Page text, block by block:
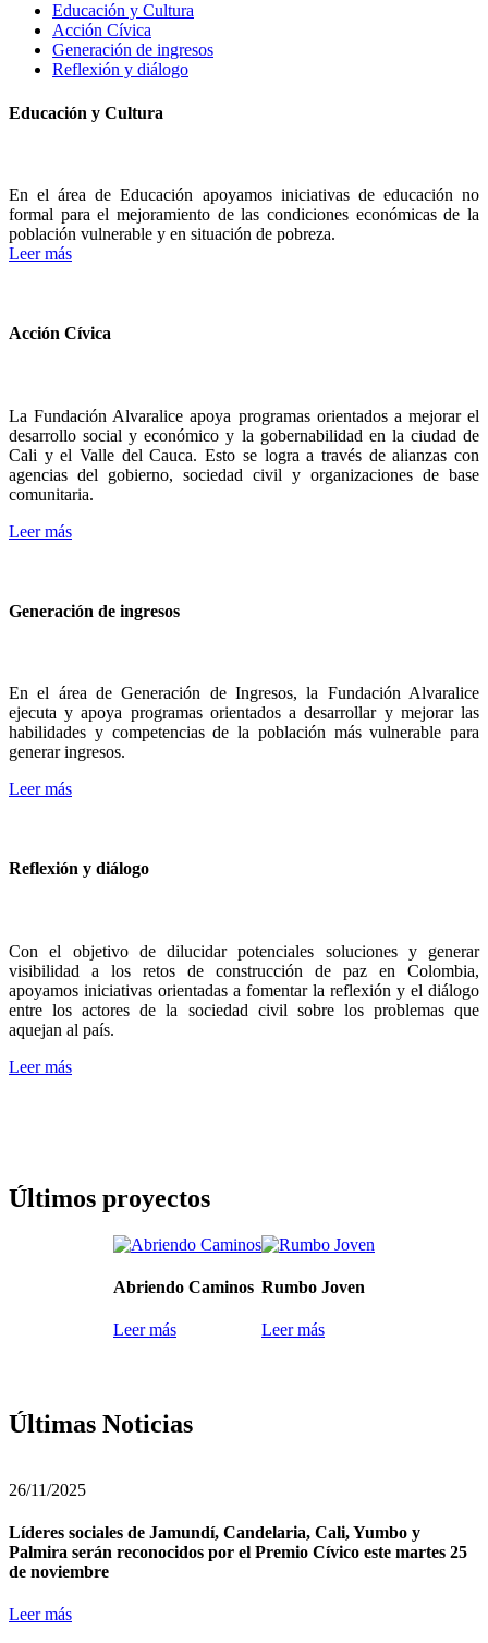
Educación y Cultura
Acción Cívica
Generación de ingresos
Reflexión y diálogo
Educación y Cultura
En el área de Educación apoyamos iniciativas de educación no
formal para el mejoramiento de las condiciones económicas de la
población vulnerable y en situación de pobreza.
Leer más
Acción Cívica
La Fundación Alvaralice apoya programas orientados a mejorar el
desarrollo social y económico y la gobernabilidad en la ciudad de
Cali y el Valle del Cauca. Esto se logra a través de alianzas con
agencias del gobierno, sociedad civil y organizaciones de base
comunitaria.
Leer más
Generación de ingresos
En el área de Generación de Ingresos, la Fundación Alvaralice
ejecuta y apoya programas orientados a desarrollar y mejorar las
habilidades y competencias de la población más vulnerable para
generar ingresos.
Leer más
Reflexión y diálogo
Con el objetivo de dilucidar potenciales soluciones y generar
visibilidad a los retos de construcción de paz en Colombia,
apoyamos iniciativas orientadas a fomentar la reflexión y el diálogo
entre los actores de la sociedad civil sobre los problemas que
aquejan al país.
Leer más
Últimos proyectos
Abriendo Caminos
Leer más
Rumbo Joven
Leer más
Últimas Noticias
26/11/2025
Líderes sociales de Jamundí, Candelaria, Cali, Yumbo y
Palmira serán reconocidos por el Premio Cívico este martes 25
de noviembre
Leer más